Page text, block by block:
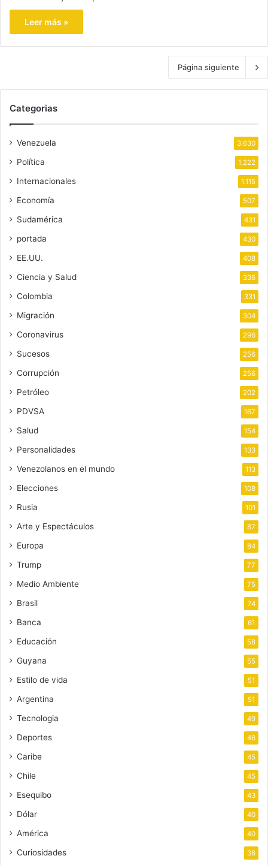
Leer más »
Página siguiente
Categorias
Venezuela 3.630
Política 1.222
Internacionales 1.115
Economía 507
Sudamérica 431
portada 430
EE.UU. 408
Ciencia y Salud 336
Colombia 331
Migración 304
Coronavirus 296
Sucesos 256
Corrupción 256
Petróleo 202
PDVSA 167
Salud 154
Personalidades 133
Venezolanos en el mundo 113
Elecciones 108
Rusia 101
Arte y Espectáculos 87
Europa 84
Trump 77
Medio Ambiente 75
Brasil 74
Banca 61
Educación 58
Guyana 55
Estilo de vida 51
Argentina 51
Tecnologia 49
Deportes 46
Caribe 45
Chile 45
Esequibo 43
Dólar 40
América 40
Curiosidades 38